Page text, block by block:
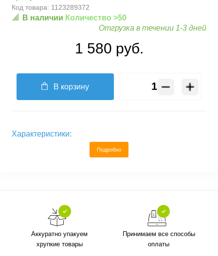
Код товара: 1123289372
В наличии Количество >50
Отгрузка в течении 1-3 дней
1 580 руб.
В корзину
Характеристики:
Подробно
Аккуратно упакуем
хрупкие товары
Принимаем все способы
оплаты